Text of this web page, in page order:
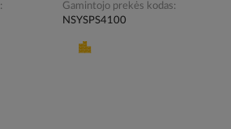
Gamintojo prekės kodas
NSYSPS4100